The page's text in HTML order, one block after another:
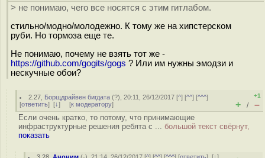
> не понимаю, чего все носятся с этим гитлабом.
стильно/модно/молодежно. К тому же на хипстерском
руби. Но тормоза еще те.
Не понимаю, почему не взять тот же -
https://github.com/gogits/gogs ? Или им нужны эмодзи и
нескучные обои?
2.27 Борщдрайвен бигдата (?), 20:11, 26/12/2017 [^] [^^] [^^^]
[ответить] [↓] [к модератору]
+1
+ / –
Если очень кратко, то потому, что принимающие
инфраструктурные решения ребята с ... большой текст свёрнут,
показать